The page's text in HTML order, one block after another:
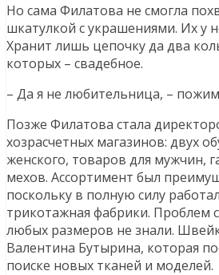
Но сама Филатова не смогла
шкатулкой с украшениями. Их у
Хранит лишь цепочку да два
которых – свадебное.
– Да я не любительница, –
Позже Филатова стала
хозрасчетных магазинов: двух
женского, товаров для мужчин,
мехов. Ассортимент был
поскольку в полную силу
трикотажная фабрики. Проблем
любых размеров не знали.
Валентина Бутырина, которая
поиске новых тканей и моделей.